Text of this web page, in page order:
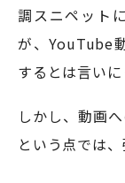
調スニペット
が、YouTube
するとは言いに
しかし、動画
という点では